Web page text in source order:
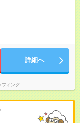
詳細へ
フィング